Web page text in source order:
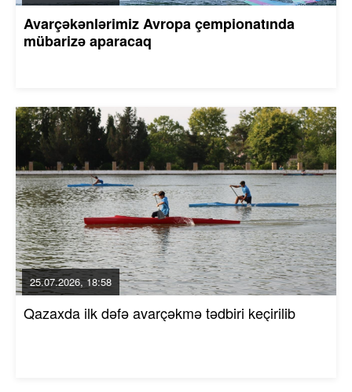
Avarçəkənlərimiz Avropa çempionatında
mübarizə aparacaq
25.07.2026, 18:58
Qazaxda ilk dəfə avarçəkmə tədbiri keçirilib